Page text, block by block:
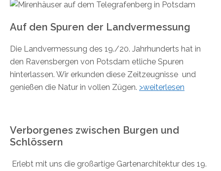
Auf den Spuren der Landvermessung
Die Landvermessung des 19./20. Jahrhunderts hat in
den Ravensbergen von Potsdam etliche Spuren
hinterlassen. Wir erkunden diese Zeitzeugnisse und
genießen die Natur in vollen Zügen. >weiterlesen
Verborgenes zwischen Burgen und
Schlössern
Erlebt mit uns die großartige Gartenarchitektur des 19.